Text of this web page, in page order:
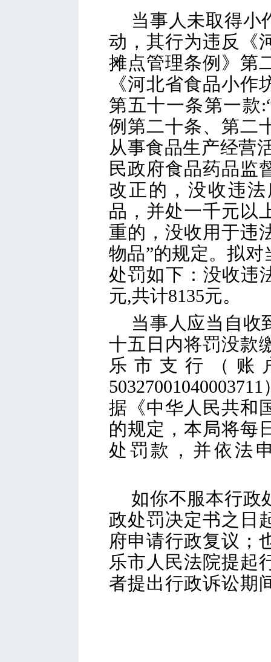
当事人未取得小
动，其行为违反《
摊点管理条例》第
《河北省食品小
第五十一条第一款
例第二十条、第二
从事食品生产经营
民政府食品药品监
改正的，没收违
品，并处一千元以
重的，没收用于违
物品”的规定。拟
处罚如下：没收违
元,共计8135元。
当事人应当自收
十五日内将罚没款
乐市支行
（
50327001040003711
据《中华人民共和
的规定，本局将每
处罚款，并依法
如你不服本行政
政处罚决定书之日
府申请行政复议；
乐市人民法院提起
者提出行政诉讼期